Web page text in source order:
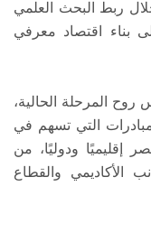
ربط البحث العلمي
بناء اقتصاد معرفي
روح المرحلة الحالية،
التي تسهم في
إقليميًا ودوليًا، من
الأكاديمي والقطاع